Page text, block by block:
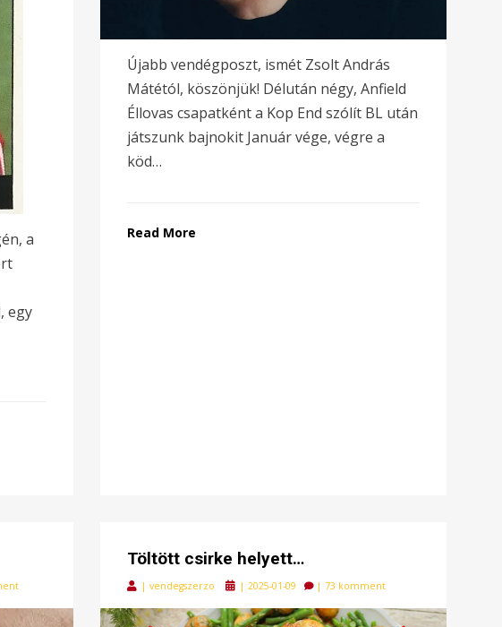
a
egy
Újabb vendégposzt, ismét Zsolt András
Mátétól, köszönjük! Délután négy, Anfield
Éllovas csapatként a Kop End szólít BL után
játszunk bajnokit Január vége, végre a
köd…
Read More
Töltött csirke helyett…
|vendegszerzo
Posted
| 2025-01-09 | 73 komment